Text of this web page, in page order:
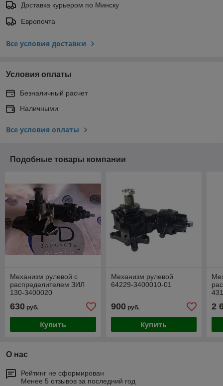
Доставка курьером по Минску
Европочта
Все условия доставки
Условия оплаты
Безналичный расчет
Наличными
Все условия оплаты
Подобные товары компании
Механизм рулевой с
распределителем ЗИЛ
130-3400020
630 руб.
Купить
Механизм рулевой
64229-3400010-01
900руб.
Купить
2
О нас
Рейтинг не сформирован
Менее 5 отзывов за последний год